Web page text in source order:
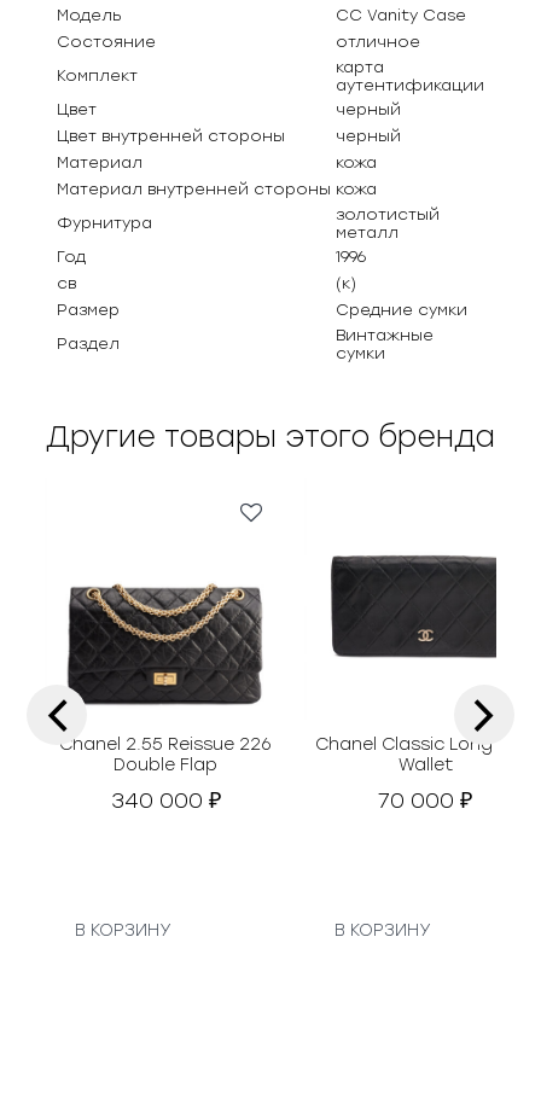
Модель
CC Vanity Case
Состояние
отличное
Комплект
карта
аутентификации
Цвет
черный
Цвет внутренней стороны
черный
Материал
кожа
Материал внутренней стороны кожа
Фурнитура
золотистый
металл
Год
1996
св
(к)
Размер
Средние сумки
Раздел
Винтажные
сумки
Другие товары этого бренда
Chanel 2.55 Reissue 226
Double Flap
340 000 ₽
В КОРЗИНУ
Chanel Classic Long Flap
Wallet
70 000₽
В КОРЗИНУ
‹ ›